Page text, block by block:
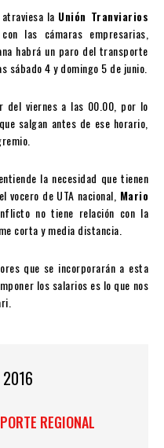
la Unión Tranviarios
las cámaras empresarias,
habrá un paro del transporte
sábado 4 y domingo 5 de junio.
del viernes a las 00.00, por lo
salgan antes de ese horario,
la necesidad que tienen
vocero de UTA nacional, Mario
no tiene relación con la
corta y media distancia.
que se incorporarán a esta
los salarios es lo que nos
2016
REGIONAL